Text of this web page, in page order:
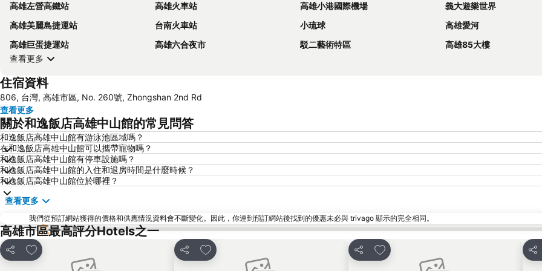
高雄左營高鐵站 高雄火車站 高雄小港國際機場
義大遊樂世界
高雄美麗島捷運站
台南火車站 小琉球
高雄愛河
高雄巨蛋捷運站
高雄六合夜市 駁二藝術特區
高雄85大樓
查看更多
住宿資料
806, 台灣, 高雄市區, No. 260號, Zhongshan 2nd Rd
查看更多
關於和逸飯店高雄中山館的常見問答
和逸飯店高雄中山館有游泳池區域嗎？
在和逸飯店高雄中山館可以攜帶寵物嗎？
和逸飯店高雄中山館有停車設施嗎？
和逸飯店高雄中山館的入住和退房時間是什麼時候？
和逸飯店高雄中山館位於哪裡？
查看更多
我們從預訂網站獲得的價格和供應情況資料會不斷變化。因此，你連到預訂網站後找到的優惠未必與 trivago 顯示的完全相同。
高雄市區最高評分Hotels之一
分享
放到收藏夾
分享
放到收藏夾
分享
放到收藏夾
分享